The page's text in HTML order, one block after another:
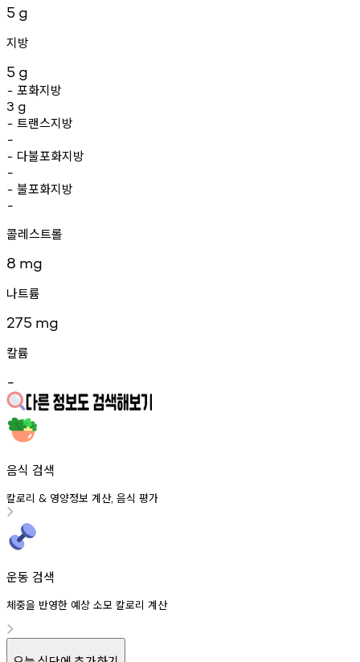
5 g
지방
5 g
- 포화지방
3 g
- 트랜스지방
-
- 다불포화지방
-
- 불포화지방
-
콜레스트롤
8 mg
나트륨
275 mg
칼륨
-
음식 검색
칼로리 & 영양정보 계산, 음식 평가
운동 검색
체중을 반영한 예상 소모 칼로리 계산